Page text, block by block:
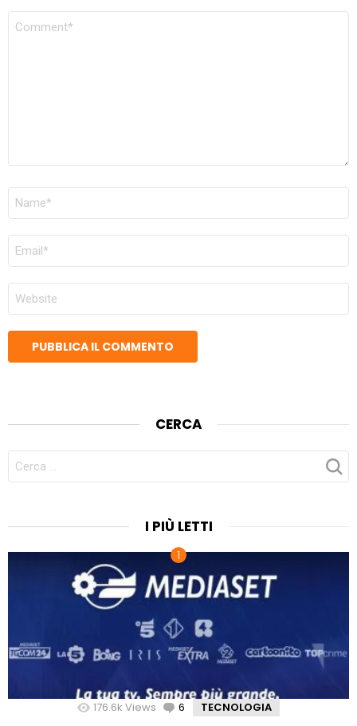
COMMENTO
NOME
EMAIL
SITO
WEB
CERCA
CERCA
PER:
I PIÙ LETTI
176.6k Views 6 Comments
TECNOLOGIA